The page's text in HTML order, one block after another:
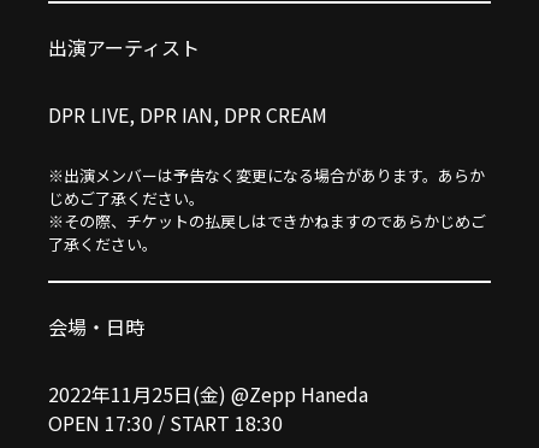
出演アーティスト
DPR LIVE, DPR IAN, DPR CREAM
※出演メンバーは予告なく変更になる場合があります。あらか
じめご了承ください。
※その際、チケットの払戻しはできかねますのであらかじめご
了承ください。
会場・日時
2022年11月25日(金)@Zepp Haneda
OPEN 17:30 / START 18:30